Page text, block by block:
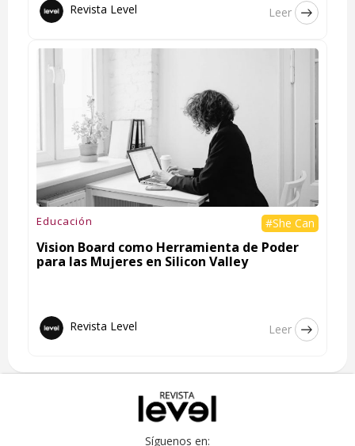
Revista Level Leer
Educación #She Can
Vision Board como Herramienta de Poder
para las Mujeres en Silicon Valley
Revista Level Leer
Síguenos en: